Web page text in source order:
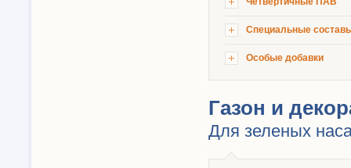
Специальные
Особые добавки
Газон и
Для зеленых